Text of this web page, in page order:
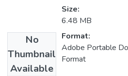
No
Thumbnail
Available
Size:
6.48 MB
Format:
Adobe Portable
Format